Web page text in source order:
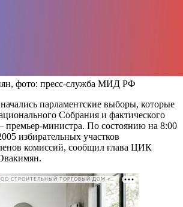
фото: пресс-служба МИД РФ
парламентские выборы, которые
Собрания и фактического
премьер-министра. По состоянию на 8:00
избирательных участков
комиссий, сообщил глава ЦИК
РЕКЛАМА • ООО СТРОИТЕЛЬНЫЙ ТОРГОВЫЙ ДОМ «ПЕТРОВИЧ». ИНН: 7802348846